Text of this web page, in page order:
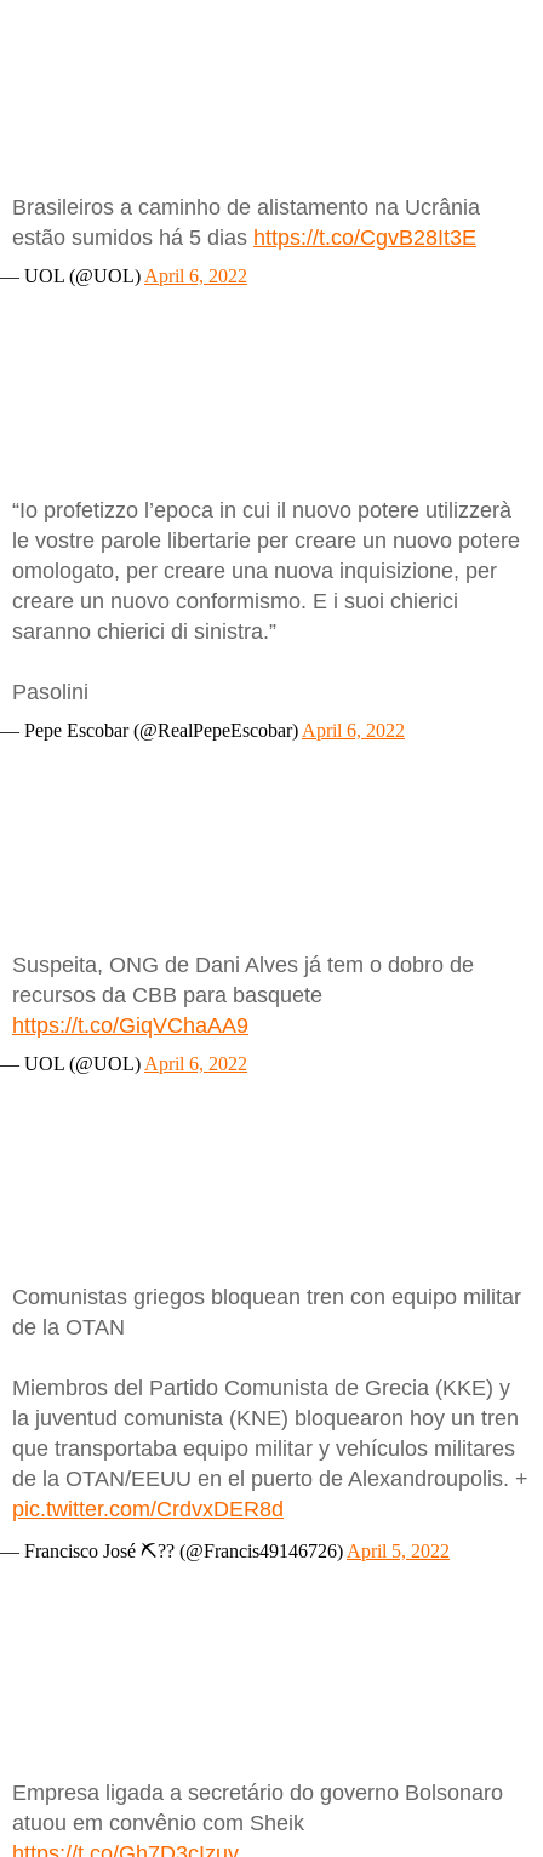
Brasileiros a caminho de alistamento na Ucrânia
estão sumidos há 5 dias https://t.co/CgvB28It3E
— UOL (@UOL) April 6, 2022
“Io profetizzo l’epoca in cui il nuovo potere utilizzerà
le vostre parole libertarie per creare un nuovo potere
omologato, per creare una nuova inquisizione, per
creare un nuovo conformismo. E i suoi chierici
saranno chierici di sinistra.”
Pasolini
— Pepe Escobar (@RealPepeEscobar) April 6, 2022
Suspeita, ONG de Dani Alves já tem o dobro de
recursos da CBB para basquete
https://t.co/GiqVChaAA9
— UOL (@UOL) April 6, 2022
Comunistas griegos bloquean tren con equipo militar
de la OTAN
Miembros del Partido Comunista de Grecia (KKE) y
la juventud comunista (KNE) bloquearon hoy un tren
que transportaba equipo militar y vehículos militares
de la OTAN/EEUU en el puerto de Alexandroupolis. +
pic.twitter.com/CrdvxDER8d
— Francisco José ⛏️?? (@Francis49146726) April 5, 2022
Empresa ligada a secretário do governo Bolsonaro
atuou em convênio com Sheik